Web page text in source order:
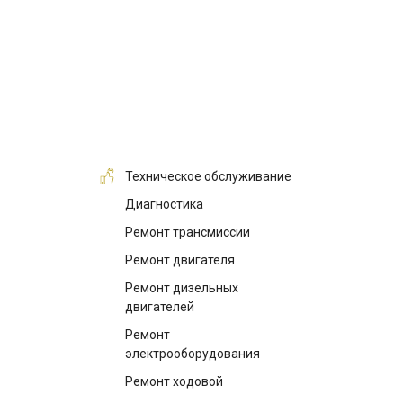
Техническое обслуживание
Диагностика
Ремонт трансмиссии
Ремонт двигателя
Ремонт дизельных
двигателей
Ремонт
электрооборудования
Ремонт ходовой